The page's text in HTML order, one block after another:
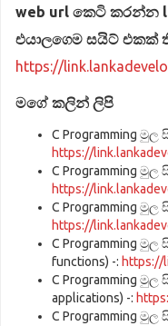
web url කෙටි කරන්න
එයාලගෙම සයිට් එකක්
https://
මගේ කලින් ලිපි
C Programming
https://
C Programming
https://
C Programming
https://
C Programming
functions) -: https://
C Programming
applications) -:
C Programming